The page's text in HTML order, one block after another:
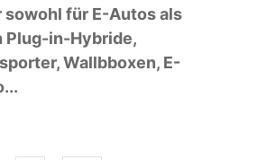
sowohl für E-Autos als
Plug-in-Hybride,
Wallbboxen, E-